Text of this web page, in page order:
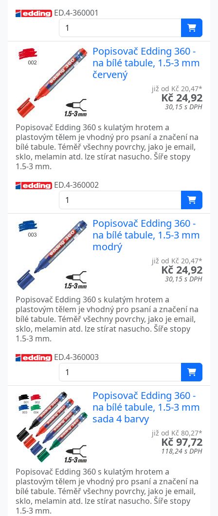
ED.4-360001
Popisovač Edding 360 -
na bílé tabule, 1.5-3 mm
červený
již od Kč 20,47*
Kč 24,92
30,15 s DPH
Popisovač Edding 360 s kulatým hrotem a
plastovým tělem je vhodný pro psaní a značení na
bílé tabule. Téměř všechny povrchy, jako je email,
sklo, melamin atd. lze stírat nasucho. Šíře stopy
1.5-3 mm.
ED.4-360002
Popisovač Edding 360 -
na bílé tabule, 1.5-3 mm
modrý
již od Kč 20,47*
Kč 24,92
30,15 s DPH
Popisovač Edding 360 s kulatým hrotem a
plastovým tělem je vhodný pro psaní a značení na
bílé tabule. Téměř všechny povrchy, jako je email,
sklo, melamin atd. lze stírat nasucho. Šíře stopy
1.5-3 mm.
ED.4-360003
Popisovač Edding 360 -
na bílé tabule, 1.5-3 mm
sada 4 barvy
již od Kč 80,27*
Kč 97,72
118,24 s DPH
Popisovač Edding 360 s kulatým hrotem a
plastovým tělem je vhodný pro psaní a značení na
bílé tabule. Téměř všechny povrchy, jako je email,
sklo, melamin atd. lze stírat nasucho. Šíře stopy
1.5-3 mm.